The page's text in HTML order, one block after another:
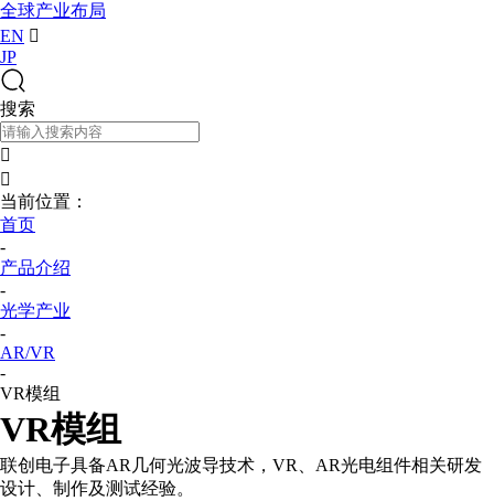
全球产业布局
EN 
JP
搜索


当前位置：
首页
-
产品介绍
-
光学产业
-
AR/VR
-
VR模组
VR模组
联创电子具备AR几何光波导技术，VR、AR光电组件相关研发
设计、制作及测试经验。